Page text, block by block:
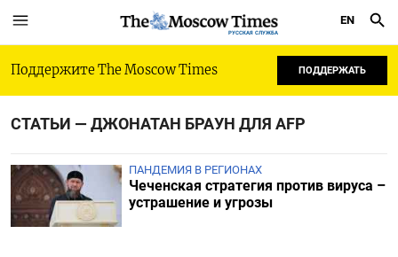
РУССКАЯ СЛУЖБА
EN
Поддержите The Moscow Times ПОДДЕРЖАТЬ
СТАТЬИ — ДЖОНАТАН БРАУН ДЛЯ AFP
ПАНДЕМИЯ В РЕГИОНАХ
Чеченская стратегия против вируса –
устрашение и угрозы